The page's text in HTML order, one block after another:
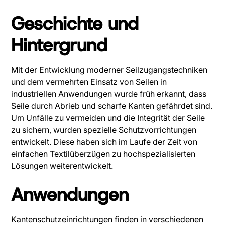
Geschichte und
Hintergrund
Mit der Entwicklung moderner Seilzugangstechniken
und dem vermehrten Einsatz von Seilen in
industriellen Anwendungen wurde früh erkannt, dass
Seile durch Abrieb und scharfe Kanten gefährdet sind.
Um Unfälle zu vermeiden und die Integrität der Seile
zu sichern, wurden spezielle Schutzvorrichtungen
entwickelt. Diese haben sich im Laufe der Zeit von
einfachen Textilüberzügen zu hochspezialisierten
Lösungen weiterentwickelt.
Anwendungen
Kantenschutzeinrichtungen finden in verschiedenen